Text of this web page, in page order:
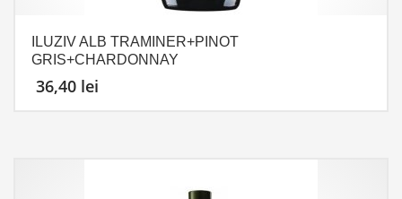
ILUZIV ALB TRAMINER+PINOT
GRIS+CHARDONNAY
36,40 lei